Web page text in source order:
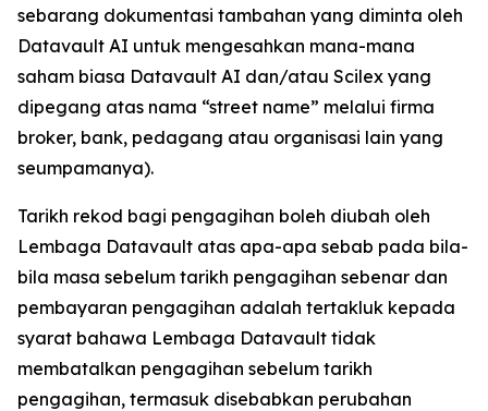
sebarang dokumentasi tambahan yang diminta oleh
Datavault AI untuk mengesahkan mana-mana
saham biasa Datavault AI dan/atau Scilex yang
dipegang atas nama “street name” melalui firma
broker, bank, pedagang atau organisasi lain yang
seumpamanya).
Tarikh rekod bagi pengagihan boleh diubah oleh
Lembaga Datavault atas apa-apa sebab pada bila-
bila masa sebelum tarikh pengagihan sebenar dan
pembayaran pengagihan adalah tertakluk kepada
syarat bahawa Lembaga Datavault tidak
membatalkan pengagihan sebelum tarikh
pengagihan, termasuk disebabkan perubahan